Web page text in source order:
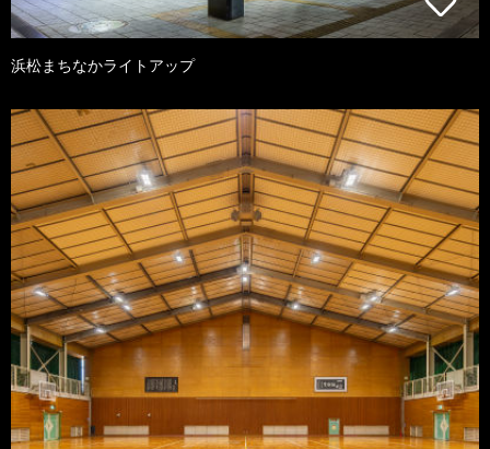
浜松まちなかライトアップ